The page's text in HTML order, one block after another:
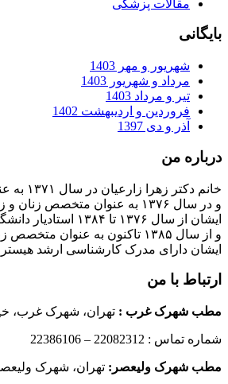
مقالات پزشکی
بایگانی
شهریور و مهر 1403
مرداد و شهریور 1403
تیر و مرداد 1403
فروردین و اردیبهشت 1402
آذر و دی 1397
درباره من
خانم دکتر زهرا زارعیان در سال ۱۳۷۱ به عنوان پزشک عمومی از دانشگاه علوم پزشکی فارغ التحصیل شدند
و در سال ۱۳۷۶ به عنوان متخصص زنان و زایمان فارق التحصیل شدند
ایشان از سال ۱۳۷۶ تا ۱۳۸۴ استادیار دانشگاه علوم پزشکی جهرم بودند
و از سال ۱۳۸۵ تاکنون به عنوان متخصص زنان و زایمان در مرکز IVF بیمارستان پارسیان فعالیت دارند.
ایشان دارای مدرک کارشناسی ارشد
ارتباط با من
مطب شهرک غرب : تهران، شهرک غرب،
شماره تماس : 22082312 – 22386106
مطب شهرک ولیعصر: تهران، شهرک